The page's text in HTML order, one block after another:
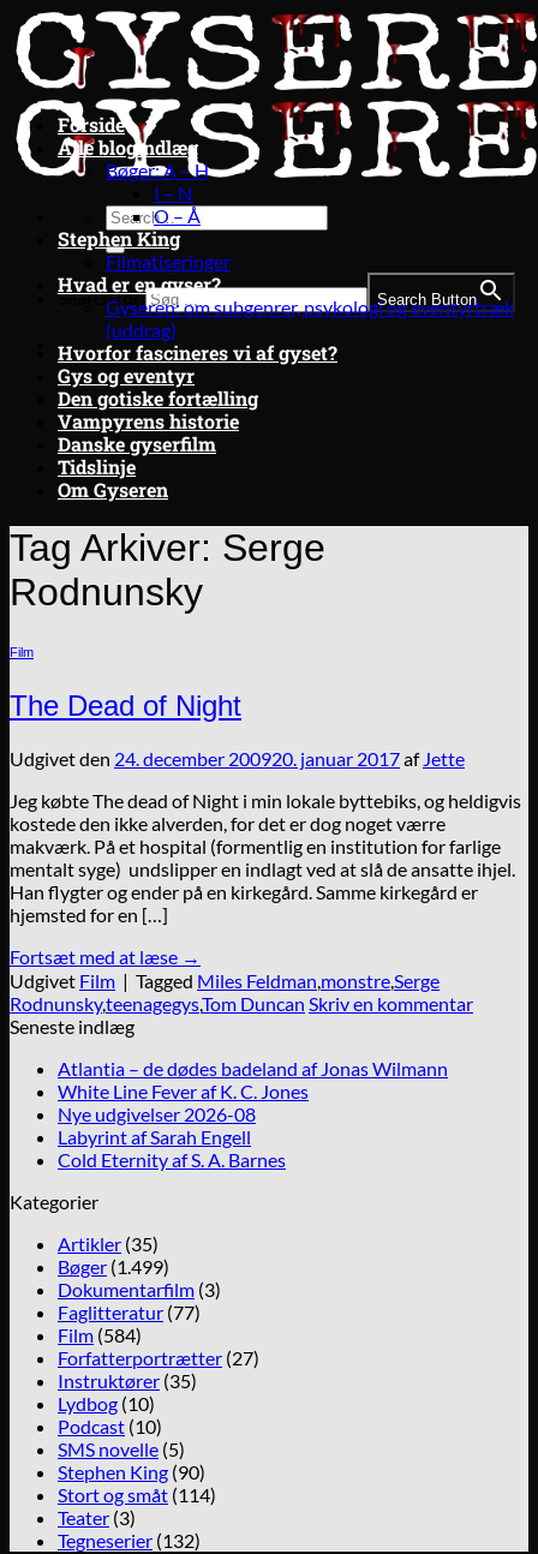
Fortsæt
til
indhold
Search for: Search Button
Forside
Alle blogindlæg
Bøger: A – H
I – N
O – Å
Stephen King
Filmatiseringer
Hvad er en gyser?
Gyseren: om subgenrer, psykologi og eventyrtræk
(uddrag)
Hvorfor fascineres vi af gyset?
Gys og eventyr
Den gotiske fortælling
Vampyrens historie
Danske gyserfilm
Tidslinje
Om Gyseren
Tag Arkiver: Serge
Rodnunsky
Film
The Dead of Night
Udgivet den 24. december 200920. januar 2017af Jette
Jeg købte The dead of Night i min lokale byttebiks, og heldigvis
kostede den ikke alverden, for det er dog noget værre
makværk. På et hospital (formentlig en institution for farlige
mentalt syge) undslipper en indlagt ved at slå de ansatte ihjel.
Han flygter og ender på en kirkegård. Samme kirkegård er
hjemsted for en […]
Fortsæt med at læse →
Udgivet Film | Tagged Miles Feldman,monstre,Serge
Rodnunsky,teenagegys,Tom Duncan Skriv en kommentar
Seneste indlæg
Atlantia – de dødes badeland af Jonas Wilmann
White Line Fever af K. C. Jones
Nye udgivelser 2026-08
Labyrint af Sarah Engell
Cold Eternity af S. A. Barnes
Kategorier
Artikler (35)
Bøger (1.499)
Dokumentarfilm (3)
Faglitteratur (77)
Film (584)
Forfatterportrætter (27)
Instruktører (35)
Lydbog (10)
Podcast (10)
SMS novelle (5)
Stephen King (90)
Stort og småt (114)
Teater (3)
Tegneserier (132)